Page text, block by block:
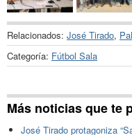
Relacionados: José Tirado,
Categoría: Fútbol Sala
Más noticias que te
José Tirado protagoniza